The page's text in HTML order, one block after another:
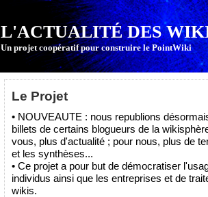
L'ACTUALITÉ DES
Un projet coopératif pour construire le PointWiki
Le Projet
• NOUVEAUTE : nous republions
billets de certains blogueurs de la
vous, plus d'actualité ; pour nous, plus de
et les synthèses...
• Ce projet a pour but de démocratiser
individus ainsi que les entreprises et de
wikis.